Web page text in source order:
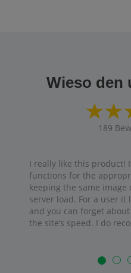
Wieso den
189
I really like this product!
functions for the
keeping the same
server load. For a user
and you can forget
the site’s speed. I do